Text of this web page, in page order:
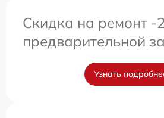
Скидка на ремонт -
предварительной
Узнать